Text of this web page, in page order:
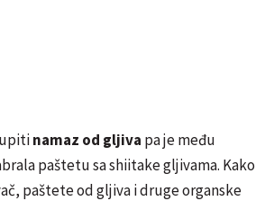
namaz od gljiva pa je među
paštetu sa shiitake gljivama. Kako
paštete od gljiva i druge organske